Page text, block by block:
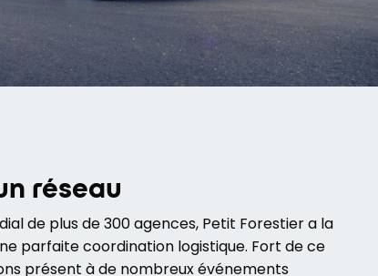
réseau
de plus de 300 agences, Petit Forestier a la
parfaite coordination logistique. Fort de ce
présent à de nombreux événements